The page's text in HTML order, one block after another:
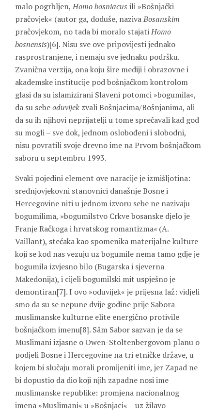
malo pogrbljen,Homo bosniacus ili »Bošnjački
pračovjek« (autor ga, doduše, nazivaBosanskim
pračovjekom, no tada bi moralo stajatiHomo
bosnensis)[6]. Nisu sve ove pripovijesti jednako
rasprostranjene, i nemaju sve jednaku podršku.
Zvanična verzija, ona koju šire mediji i obrazovne i
akademske institucije pod bošnjačkom kontrolom
glasi da su islamizirani Slaveni potomci »bogumila«,
da su sebeoduvijek zvali Bošnjacima/Bošnjanima, ali
da su ih njihovi neprijatelji u tome sprečavali kad god
su mogli – sve dok, jednom oslobođeni i slobodni,
nisu povratili svoje drevno ime na Prvom bošnjačkom
saboru u septembru 1993.
Svaki pojedini element ove naracije je izmišljotina:
srednjovjekovni stanovnici današnje Bosne i
Hercegovine niti u jednom izvoru sebe ne nazivaju
bogumilima, »bogumilstvo Crkve bosanske djelo je
Franje Račkoga i hrvatskog romantizma«(A.
Vaillant), stećaka kao spomenika materijalne kulture
koji se kod nas vezuju uz bogumile nema tamo gdje je
bogumila izvjesno bilo (Bugarska i sjeverna
Makedonija), i cijeli bogumilski mit uspješno je
demontiran[7]. I ovo »oduvijek« je prijesna laž: vidjeli
smo da su se nepune dvije godine prije Sabora
muslimanske kulturne elite energično protivile
bošnjačkom imenu[8]. Sâm Sabor sazvan je da se
Muslimani izjasne o Owen-Stoltenbergovom planu o
podjeli Bosne i Hercegovine na tri etničke države, u
kojem bi slučaju morali promijeniti ime, jer Zapad ne
bi dopustio da dio koji njih zapadne nosi ime
muslimanske republike: promjena nacionalnog
imena »Muslimani« u »Bošnjaci« – uz žilavo